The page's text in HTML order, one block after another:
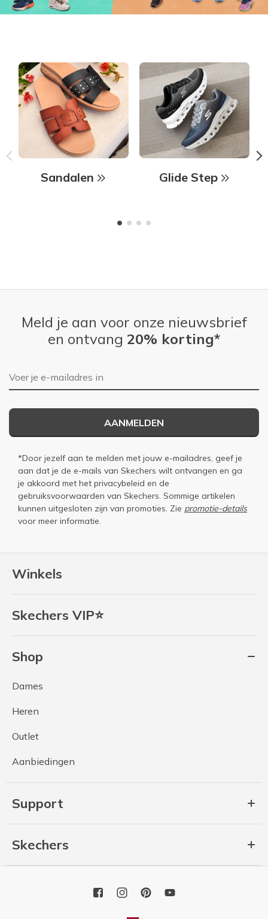
Sandalen Glide Step
Winkels
Skechers VIP⭐
Shop
Dames
Heren
Outlet
Aanbiedingen
Support
Skechers
Meld je aan voor onze nieuwsbrief
en ontvang 20% korting*
E-mailadres
AANMELDEN
*Door jezelf aan te melden met jouw e-mailadres, geef je
aan dat je de e-mails van Skechers wilt ontvangen en ga
je akkoord met het privacybeleid en de
gebruiksvoorwaarden van Skechers. Sommige artikelen
kunnen uitgesloten zijn van promoties. Zie promotie-details
voor meer informatie.